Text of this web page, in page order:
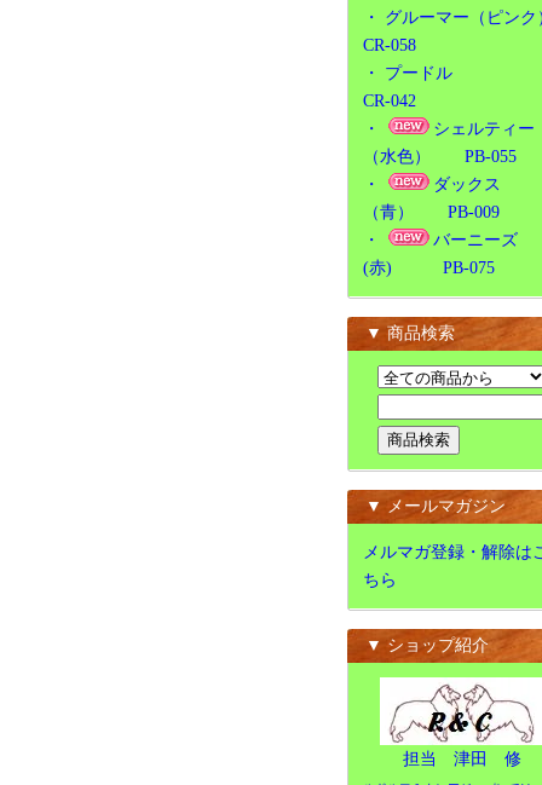
・ グルーマー（ピンク
CR-058
・ プードル
CR-042
・
シェルティー
（水色） PB-055
・
ダックス
（青） PB-009
・
バーニーズ
(赤) PB-075
▼ 商品検索
▼ メールマガジン
メルマガ登録・解除は
ちら
▼ ショップ紹介
担当 津田 修